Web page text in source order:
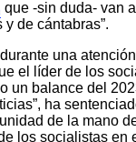
-sin duda- van
de cántabras”.
una
el líder de los
un balance del
ha
de la mano
los socialistas en